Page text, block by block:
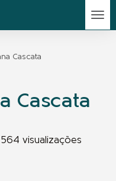
Cascata
Cascata
564 visualizações